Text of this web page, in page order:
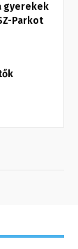
gyerekek
Parkot